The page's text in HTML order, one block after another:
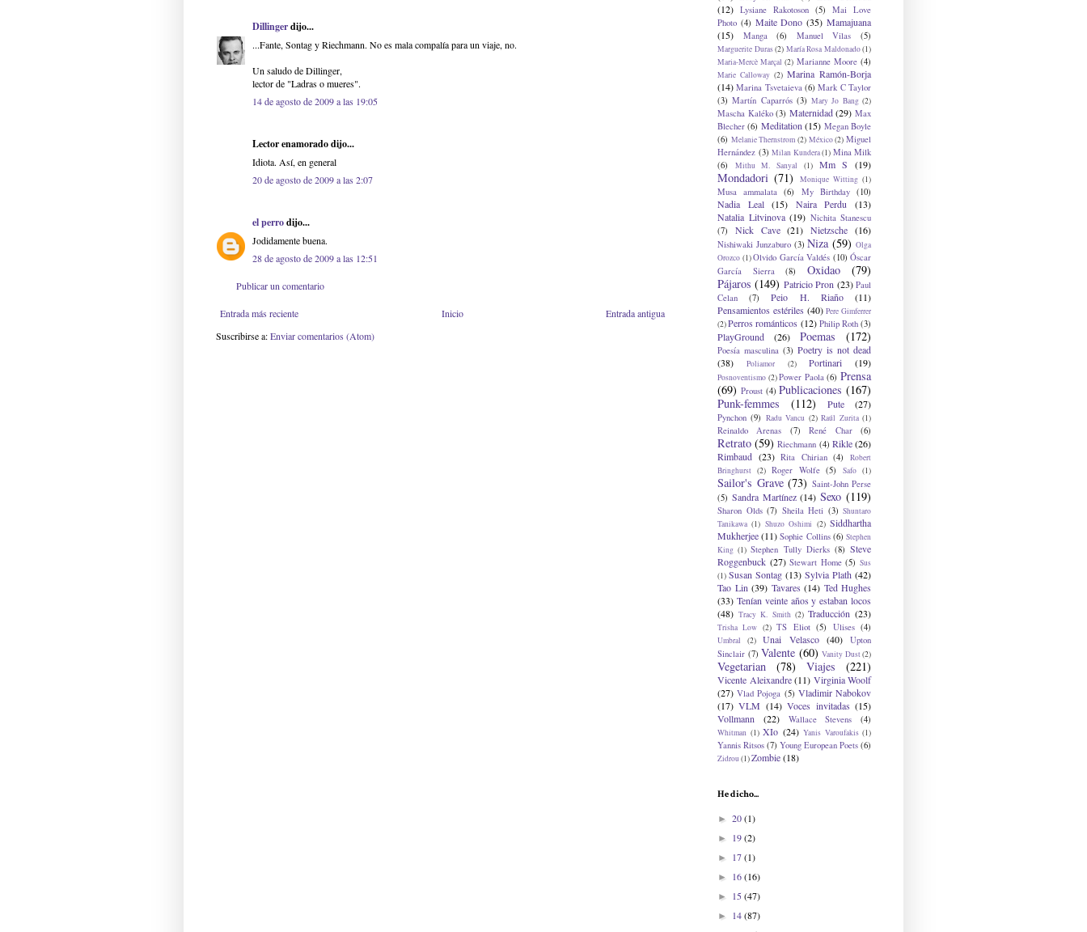
Dillingerdijo...
...Fante, Sontag y Riechmann. No es mala compalía para un viaje, no.
Un saludo de Dillinger,
lector de "Ladras o mueres".
14 de agosto de 2009 a las 19:05
Lector enamorado dijo...
Idiota. Así, en general
20 de agosto de 2009 a las 2:07
el perrodijo...
Jodidamente buena.
28 de agosto de 2009 a las 12:51
Publicar un comentario
Entrada más reciente Entrada antigua
Inicio
Suscribirse a:Enviar comentarios (Atom)
(12) Lysiane Rakotoson (5)
Mai Love
Photo (4) Maite Dono (35) Mamajuana
(15)
Manga (6) Manuel Vilas (5)
Marguerite Duras(2) María Rosa Maldonado(1)
Maria-Mercè Marçal (2) Marianne Moore (4)
Marie Calloway (2) Marina Ramón-Borja
(14) Marina Tsvetaieva (6) Mark C Taylor
(3) Martín Caparrós (3) Mary Jo Bang (2)
Mascha Kaléko (3) Maternidad (29) Max
Blecher (6) Meditation (15) Megan Boyle
(6) Melanie Thernstrom (2) México (2) Miguel
Hernández (3) Milan Kundera(1) Mina Milk
(6)
Mithu M. Sanyal (1) Mm S (19)
Mondadori (71) Monique Witting (1)
Musa ammalata (6) My Birthday (10)
Nadia Leal (15) Naira Perdu
(13)
Natalia Litvinova (19) Nichita Stanescu
(7)
Nick Cave (21) Nietzsche (16)
Nishiwaki Junzaburo (3) Niza (59) Olga
Orozco (1)Olvido García Valdés (10) Óscar
García Sierra
(8) Oxidao
(79)
Pájaros (149) Patricio Pron (23) Paul
Celan
(7) Peio H. Riaño
(11)
Pensamientos estériles (40) Pere Gimferrer
(2)Perros románticos (12) Philip Roth (3)
PlayGround (26) Poemas (172)
Poesía masculina (3) Poetry is not dead
(38)
Poliamor (2) Portinari (19)
Posnoventismo (2) Power Paola (6) Prensa
(69) Proust (4) Publicaciones (167)
Punk-femmes
(112) Pute (27)
Pynchon (9) Radu Vancu (2) Raúl Zurita (1)
Reinaldo Arenas (7) René Char (6)
Retrato (59) Riechmann (4) Rikle (26)
Rimbaud (23) Rita Chirian (4)
Robert
Bringhurst (2) Roger Wolfe (5) Safo (1)
Sailor's Grave (73) Saint-John Perse
(5) Sandra Martínez (14) Sexo (119)
Sharon Olds (7) Sheila Heti (3) Shuntaro
Tanikawa (1) Shuzo Oshimi (2) Siddhartha
Mukherjee (11) Sophie Collins (6) Stephen
King (1) Stephen Tully Dierks (8) Steve
Roggenbuck (27) Stewart Home (5) Sus
(1) Susan Sontag (13) Sylvia Plath (42)
Tao Lin (39) Tavares (14) Ted Hughes
(33) Tenían veinte años y estaban locos
(48) Tracy K. Smith (2) Traducción (23)
Trisha Low (2) TS Eliot (5) Ulises (4)
Umbral (2) Unai Velasco (40)
Upton
Sinclair (7) Valente (60) Vanity Dust(2)
Vegetarian (78) Viajes (221)
Vicente Aleixandre (11) Virginia Woolf
(27) Vlad Pojoga (5) Vladimir Nabokov
(17) VLM (14) Voces invitadas (15)
Vollmann
(22) Wallace Stevens (4)
Whitman (1) XIo (24) Yanis Varoufakis (1)
Yannis Ritsos (7) Young European Poets (6)
Zidrou(1)Zombie(18)
He dicho...
► 20(1)
► 19(2)
► 17(1)
► 16(16)
► 15(47)
► 14(87)